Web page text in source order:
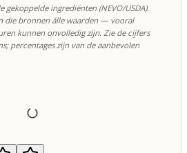
gekoppelde ingrediënten (NEVO/USDA).
die bronnen álle waarden — vooral
kunnen onvolledig zijn. Zie de cijfers
percentages zijn van de aanbevolen